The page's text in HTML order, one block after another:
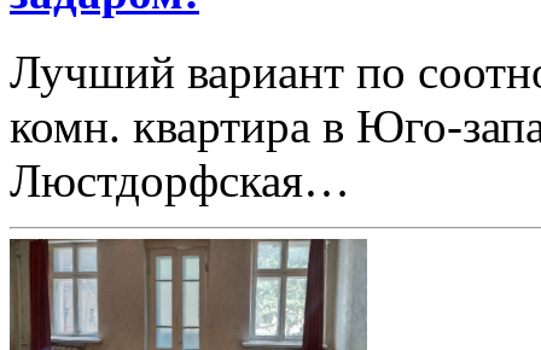
Лучший вариант по
комн. квартира в Юго-
Люстдорфская…